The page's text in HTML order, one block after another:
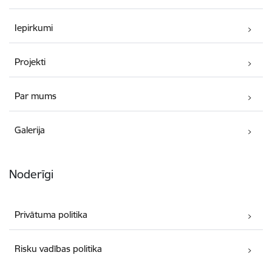
Iepirkumi
Projekti
Par mums
Galerija
Noderīgi
Privātuma politika
Risku vadības politika